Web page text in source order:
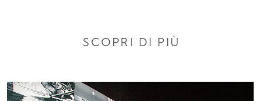
SCOPRI DI PIÙ